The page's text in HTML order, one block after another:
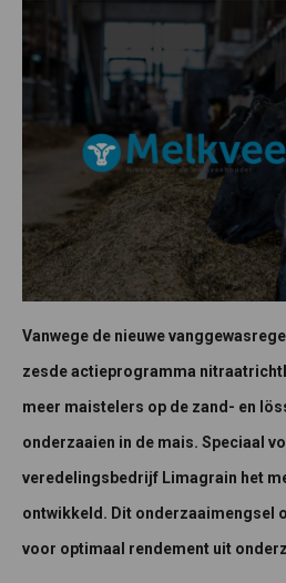
Vanwege de nieuwe
zesde actieprogramma
meer maistelers op de zand- en
onderzaaien in de mais. Speciaal
veredelingsbedrijf Limagrain het
ontwikkeld. Dit onderzaaimengsel
voor optimaal rendement uit